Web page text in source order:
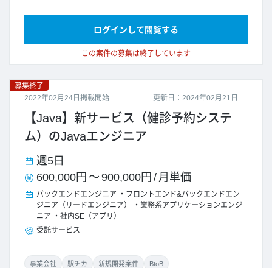
この案件の募集は終了しています
ログインして閲覧する
更新日：2024年02月21日
募集終了
2022年02月24日掲載開始
【Java】新サービス（健診予約システ
ム）のJavaエンジニア
週5日
600,000円 ～ 900,000円 / 月単価
バックエンドエンジニア
フロントエンド&バックエンドエン
ジニア（リードエンジニア）
業務系アプリケーションエンジ
ニア
社内SE（アプリ）
受託サービス
事業会社 駅チカ 新規開発案件 BtoB